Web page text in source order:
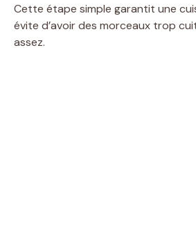
Cette étape simple garantit une
évite d’avoir des morceaux trop
assez.